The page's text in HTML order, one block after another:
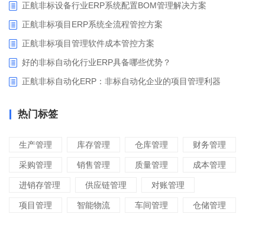
正航非标设备行业ERP系统配置BOM管理解决方案
正航非标项目ERP系统全流程管控方案
正航非标项目管理软件成本管控方案
好的非标自动化行业ERP具备哪些优势？
正航非标自动化ERP：非标自动化企业的项目管理利器
热门标签
生产管理 库存管理 仓库管理 财务管理
采购管理 销售管理 质量管理 成本管理
进销存管理 供应链管理 对账管理
项目管理 智能物流 车间管理 仓储管理